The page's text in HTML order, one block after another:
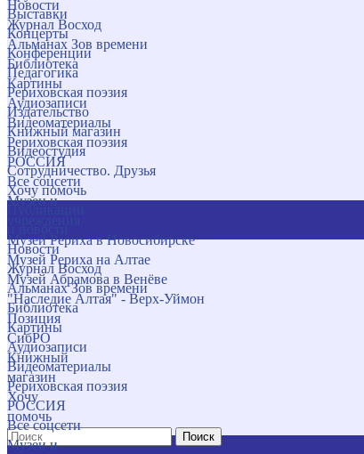
Новости
Журнал Восход
Альманах Зов времени
Библиотека
Картины
Аудиозаписи
Видеоматериалы
Рериховская поэзия
РОССИЯ
Все соцсети
Музеи и
Музей Рериха в Новосибирске
Музей Рериха на Алтае
Музей Абрамова в Венёве
"Наследие Алтая" - Верх-Уймон
Позиция
СибРО
Книжный
магазин
Хочу
помочь
Поиск
Выставки
Концерты
Конференции
Педагогика
Рериховская поэзия
Издательство
Книжный магазин
Видеостудия
Сотрудничество. Друзья
Хочу помочь
Новости
Журнал Восход
Альманах Зов времени
Библиотека
Картины
Аудиозаписи
Видеоматериалы
Рериховская поэзия
РОССИЯ
Все соцсети
Музеи и